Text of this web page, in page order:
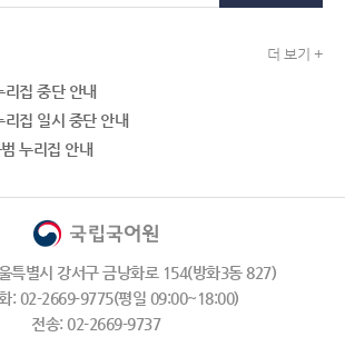
더 보기 +
집 중단 안내
집 일시 중단 안내
누리집 안내
특별시 강서구 금낭화로 154(방화3동 827)
: 02-2669-9775(평일 09:00~18:00)
전송: 02-2669-9737